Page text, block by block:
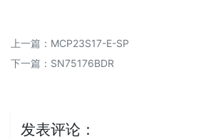
上一篇： MCP23S17-E-SP
下一篇： SN75176BDR
发表评论：